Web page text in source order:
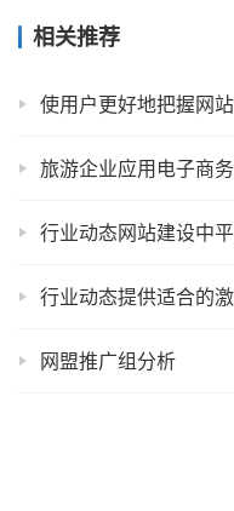
相关推荐
使用户更好地把握网
旅游企业应用电子商
行业动态网站建设中
行业动态提供适合的
网盟推广组分析